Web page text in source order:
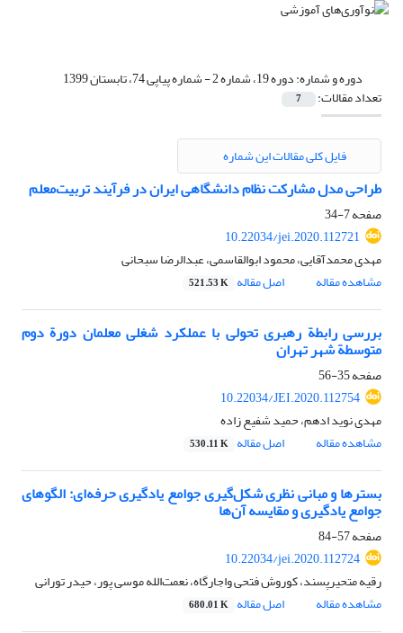
دوره و شماره:دوره 19، شماره 2 - شماره پیاپی 74، تابستان 1399
تعداد مقالات: 7
فایل کلی مقالات این شماره
طراحی مدل مشارکت نظام دانشگاهی ایران در فرآیند تربیت‌معلم
صفحه7-34
10.22034/jei.2020.112721
مهدی محمدآقایی، محمود ابوالقاسمی، عبدالرضا سبحانی
مشاهده مقاله
اصل مقاله 521.53 K
بررسی رابطة رهبری تحولی با عملکرد شغلی معلمان دورة دوم
متوسطة شهر تهران
صفحه35-56
10.22034/JEI.2020.112754
مهدی نوید ادهم، حمید شفیع زاده
مشاهده مقاله
اصل مقاله 530.11 K
بسترها و مبانی نظری شکل‌گیری جوامع یادگیری حرفه‌ای: الگوهای
جوامع یادگیری و مقایسه آن‌ها
صفحه57-84
10.22034/jei.2020.112724
رقیه متحیرپسند، کوروش فتحی واجارگاه، نعمت‌الله موسی پور، حیدر تورانی
مشاهده مقاله
اصل مقاله 680.01 K